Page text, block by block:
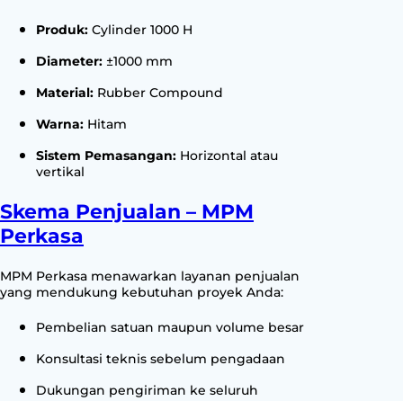
Produk: Cylinder 1000 H
Diameter: ±1000 mm
Material: Rubber Compound
Warna: Hitam
Sistem Pemasangan: Horizontal atau
vertikal
Skema Penjualan – MPM
Perkasa
MPM Perkasa menawarkan layanan penjualan
yang mendukung kebutuhan proyek Anda:
Pembelian satuan maupun volume besar
Konsultasi teknis sebelum pengadaan
Dukungan pengiriman ke seluruh